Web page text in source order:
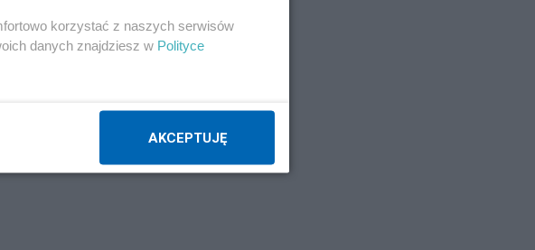
korzystać z naszych serwisów
danych znajdziesz w Polityce
AKCEPTUJĘ